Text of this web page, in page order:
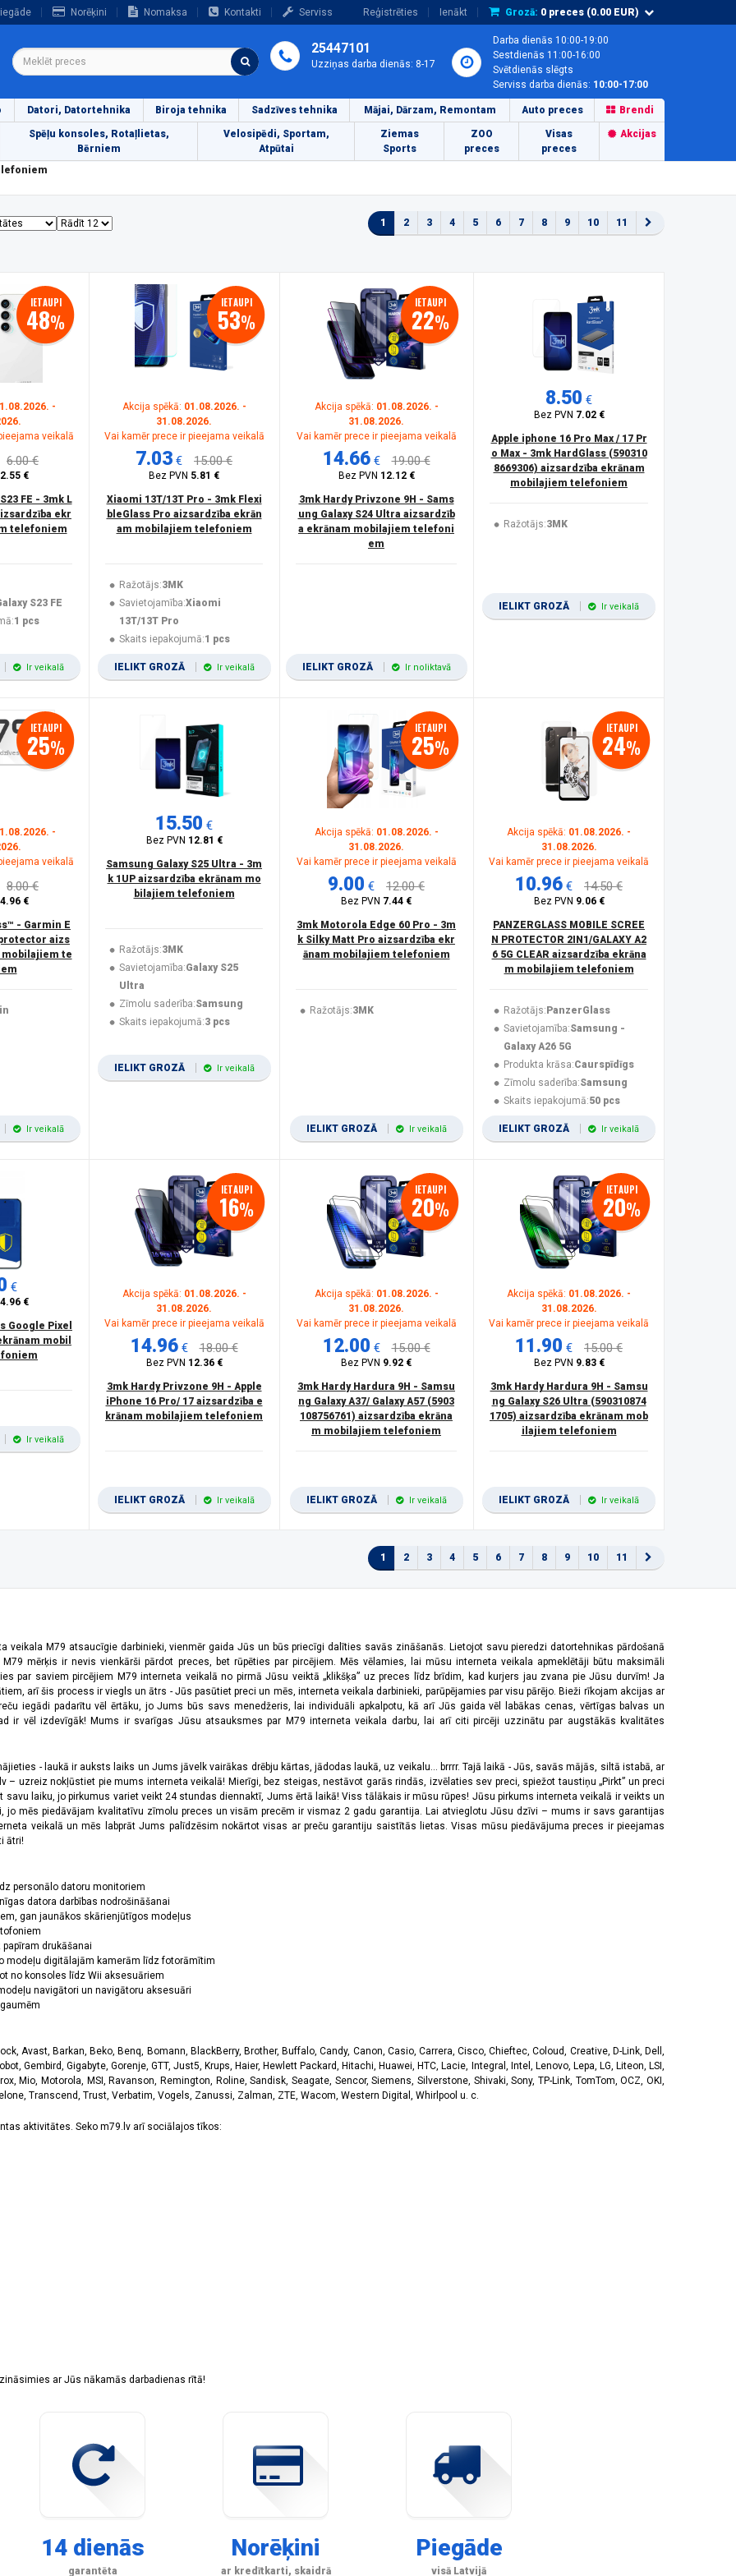
Norēķini Nomaksa Kontakti Serviss Reģistrēties Ienākt Grozā: 0 preces (0.00 EUR)
25447101
Uzziņas darba dienās: 8-17
Darba dienās 10:00-19:00
Sestdienās 11:00-16:00
Svētdienās slēgts
Serviss darba dienās: 10:00-17:00
Datori, Datortehnika Biroja tehnika Sadzīves tehnika Mājai, Dārzam, Remontam Auto preces Brendi
Spēļu konsoles, Rotaļlietas,
Bērniem
Velosipēdi, Sportam,
Atpūtai
Ziemas
Sports
ZOO
preces
Visas
preces
Akcijas
1 2 3 4 5 6 7 8 9 10 11
(2021)
(1)
8Apple - iPhone SE 2020Apple - iPhone SE 2022 (1)
- Watch Series 6 40mmApple - Watch Series SE 40mm
- Watch Series 6 44mmApple - Watch Series SE 44mm
IETAUPI
48%
-
veikalā
6.00 €
2.55 €
FE - 3mk L
ekr
telefoniem
S23 FE
1 pcs
Ir veikalā
IETAUPI
53%
Akcija spēkā: 01.08.2026. -
31.08.2026.
Vai kamēr prece ir pieejama veikalā
7.03 € 15.00 €
Bez PVN 5.81 €
Xiaomi 13T/13T Pro - 3mk Flexi
bleGlass Pro aizsardzība ekrān
am mobilajiem telefoniem
Ražotājs:3MK
Savietojamība:Xiaomi
13T/13T Pro
Skaits iepakojumā:1 pcs
IELIKT GROZĀ Ir veikalā
IETAUPI
22%
Akcija spēkā: 01.08.2026. -
31.08.2026.
Vai kamēr prece ir pieejama veikalā
14.66 € 19.00 €
Bez PVN 12.12 €
3mk Hardy Privzone 9H - Sams
ung Galaxy S24 Ultra aizsardzīb
a ekrānam mobilajiem telefoni
em
IELIKT GROZĀ Ir noliktavā
8.50 €
Bez PVN 7.02 €
Apple iphone 16 Pro Max / 17 Pr
o Max - 3mk HardGlass (590310
8669306) aizsardzība ekrānam
mobilajiem telefoniem
Ražotājs:3MK
IELIKT GROZĀ Ir veikalā
IETAUPI
25%
-
veikalā
8.00 €
4.96 €
- Garmin E
aizs
mobilajiem te
Ir veikalā
15.50 €
Bez PVN 12.81 €
Samsung Galaxy S25 Ultra - 3m
k 1UP aizsardzība ekrānam mo
bilajiem telefoniem
Ražotājs:3MK
Savietojamība:Galaxy S25
Ultra
Zīmolu saderība:Samsung
Skaits iepakojumā:3 pcs
IELIKT GROZĀ Ir veikalā
IETAUPI
25%
Akcija spēkā: 01.08.2026. -
31.08.2026.
Vai kamēr prece ir pieejama veikalā
9.00 € 12.00 €
Bez PVN 7.44 €
3mk Motorola Edge 60 Pro - 3m
k Silky Matt Pro aizsardzība ekr
ānam mobilajiem telefoniem
Ražotājs:3MK
IELIKT GROZĀ Ir veikalā
IETAUPI
24%
Akcija spēkā: 01.08.2026. -
31.08.2026.
Vai kamēr prece ir pieejama veikalā
10.96 € 14.50 €
Bez PVN 9.06 €
PANZERGLASS MOBILE SCREE
N PROTECTOR 2IN1/GALAXY A2
6 5G CLEAR aizsardzība ekrāna
m mobilajiem telefoniem
Ražotājs: PanzerGlass
Savietojamība:Samsung -
Galaxy A26 5G
Produkta krāsa:Caurspīdīgs
Zīmolu saderība:Samsung
Skaits iepakojumā:50 pcs
IELIKT GROZĀ Ir veikalā
€
4.96 €
Google Pixel
mobil
Ir veikalā
IETAUPI
16%
Akcija spēkā: 01.08.2026. -
31.08.2026.
Vai kamēr prece ir pieejama veikalā
14.96 € 18.00 €
Bez PVN 12.36 €
3mk Hardy Privzone 9H - Apple
iPhone 16 Pro/ 17 aizsardzība e
krānam mobilajiem telefoniem
IELIKT GROZĀ Ir veikalā
IETAUPI
20%
Akcija spēkā: 01.08.2026. -
31.08.2026.
Vai kamēr prece ir pieejama veikalā
12.00 € 15.00 €
Bez PVN 9.92 €
3mk Hardy Hardura 9H - Samsu
ng Galaxy A37/ Galaxy A57 (5903
108756761) aizsardzība ekrāna
m mobilajiem telefoniem
IELIKT GROZĀ Ir veikalā
IETAUPI
20%
Akcija spēkā: 01.08.2026. -
31.08.2026.
Vai kamēr prece ir pieejama veikalā
11.90 € 15.00 €
Bez PVN 9.83 €
3mk Hardy Hardura 9H - Samsu
ng Galaxy S26 Ultra (590310874
1705) aizsardzība ekrānam mob
ilajiem telefoniem
IELIKT GROZĀ Ir veikalā
1 2 3 4 5 6 7 8 9 10 11
veikala M79 atsaucīgie darbinieki, vienmēr gaida Jūs un būs priecīgi dalīties savās zināšanās. Lietojot savu pieredzi datortehnikas pārdošanā
mērķis ir nevis vienkārši pārdot preces, bet rūpēties par pircējiem. Mēs vēlamies, lai mūsu interneta veikala apmeklētāji būtu maksimāli
par saviem pircējiem M79 interneta veikalā no pirmā Jūsu veiktā „klikšķa” uz preces līdz brīdim, kad kurjers jau zvana pie Jūsu durvīm! Ja
arī šis process ir viegls un ātrs - Jūs pasūtiet preci un mēs, interneta veikala darbinieki, parūpējamies par visu pārējo. Bieži rīkojam akcijas ar
iegādi padarītu vēl ērtāku, jo Jums būs savs menedžeris, lai individuāli apkalpotu, kā arī Jūs gaida vēl labākas cenas, vērtīgas balvas un
ir vēl izdevīgāk! Mums ir svarīgas Jūsu atsauksmes par M79 interneta veikala darbu, lai arī citi pircēji uzzinātu par augstākās kvalitātes
- laukā ir auksts laiks un Jums jāvelk vairākas drēbju kārtas, jādodas laukā, uz veikalu... brrrr. Tajā laikā - Jūs, savās mājās, siltā istabā, ar
– uzreiz nokļūstiet pie mums interneta veikalā! Mierīgi, bez steigas, nestāvot garās rindās, izvēlaties sev preci, spiežot taustiņu „Pirkt” un preci
laiku, jo pirkumus variet veikt 24 stundas diennaktī, Jums ērtā laikā! Viss tālākais ir mūsu rūpes! Jūsu pirkums interneta veikalā ir veikts un
jo mēs piedāvājam kvalitatīvu zīmolu preces un visām precēm ir vismaz 2 gadu garantija. Lai atvieglotu Jūsu dzīvi – mums ir savs garantijas
veikalā un mēs labprāt Jums palīdzēsim nokārtot visas ar preču garantiju saistītās lietas. Visas mūsu piedāvājuma preces ir pieejamas
ātri!
personālo datoru monitoriem
datora darbības nodrošināšanai
gan jaunākos skārienjūtīgos modeļus
drukāšanai
modeļu digitālajām kamerām līdz fotorāmītim
no konsoles līdz Wii aksesuāriem
navigātori un navigātoru aksesuāri
Avast, Barkan, Beko, Benq, Bomann, BlackBerry, Brother, Buffalo, Candy, Canon, Casio, Carrera, Cisco, Chieftec, Coloud, Creative, D-Link, Dell,
Gembird, Gigabyte, Gorenje, GTT, Just5, Krups, Haier, Hewlett Packard, Hitachi, Huawei, HTC, Lacie, Integral, Intel, Lenovo, Lepa, LG, Liteon, LSI,
Mio, Motorola, MSI, Ravanson, Remington, Roline, Sandisk, Seagate, Sencor, Siemens, Silverstone, Shivaki, Sony, TP-Link, TomTom, OCZ, OKI,
Transcend, Trust, Verbatim, Vogels, Zanussi, Zalman, ZTE, Wacom, Western Digital, Whirlpool u. c.
aktivitātes. Seko m79.lv arī sociālajos tīkos:
ar Jūs nākamās darbadienas rītā!
14 dienās
garantēta
Norēķini
ar kredītkarti, skaidrā
Piegāde
visā Latvijā